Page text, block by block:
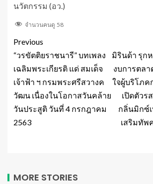
นวัตกรรม (อว.)
จำนวนคนดู 58
Previous
“วรขัตติยราชนารี” บทเพลง
เฉลิมพระเกียรติ แด่ สมเด็จ
เจ้าฟ้า ฯ กรมพระศรีสวางค
วัฒน เนื่องในโอกาสวันคล้าย
วันประสูติ วันที่ 4 กรกฎาคม
2563
มิรินด้า รุก
งบการตลา
ใจผู้บริโภค
เปิดตัวร
กลิ่นมิกซ์
เสริมทัพ
MORE STORIES